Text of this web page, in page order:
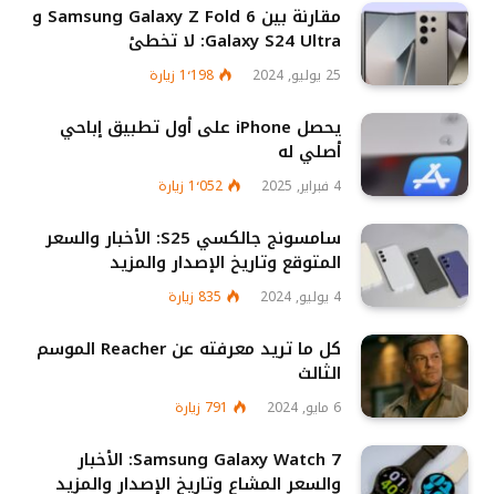
مقارنة بين Samsung Galaxy Z Fold 6 و
Galaxy S24 Ultra: لا تخطئ
25 يوليو, 2024 1٬198 زيارة
يحصل iPhone على أول تطبيق إباحي
أصلي له
4 فبراير, 2025 1٬052 زيارة
سامسونج جالكسي S25: الأخبار والسعر
المتوقع وتاريخ الإصدار والمزيد
4 يوليو, 2024 835 زيارة
كل ما تريد معرفته عن Reacher الموسم
الثالث
6 مايو, 2024 791 زيارة
Samsung Galaxy Watch 7: الأخبار
والسعر المشاع وتاريخ الإصدار والمزيد